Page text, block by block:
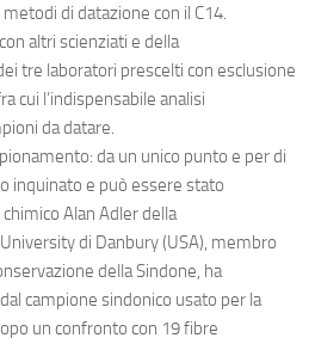
di datazione con il C14.
altri scienziati e della
tre laboratori prescelti con esclusione
cui l’indispensabile analisi
da datare.
da un unico punto e per di
inquinato e può essere stato
Alan Adler della
di Danbury (USA), membro
della Sindone, ha
campione sindonico usato per la
un confronto con 19 fibre